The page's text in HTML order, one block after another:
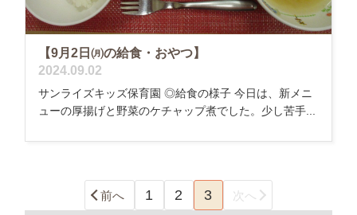
【9月2日㈪の給食・おやつ】
2024.09.02
サンライズキッズ保育園 ◎給食の様子 今日は、新メニ
ューの厚揚げと野菜のケチャップ煮でした。少し苦手...
前へ 1 2 3 次へ